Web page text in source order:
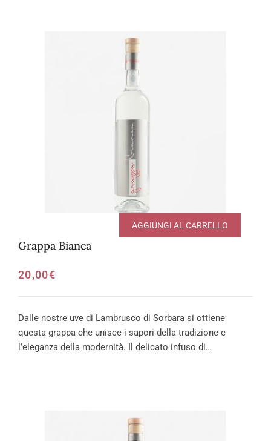
Grappa Bianca
20,00€
AGGIUNGI AL CARRELLO
Dalle nostre uve di Lambrusco di Sorbara si ottiene
questa grappa che unisce i sapori della tradizione e
l’eleganza della modernità. Il delicato infuso di…